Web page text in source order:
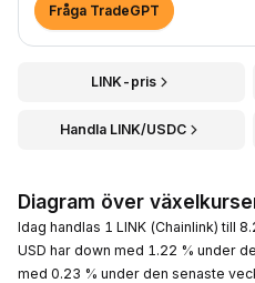
Fråga TradeGPT
LINK-pris
Handla LINK/USDC
Diagram över
Idag handlas 1 LINK (Chainlink) till
USD har down med 1.22 % under
med 0.23 % under den senaste